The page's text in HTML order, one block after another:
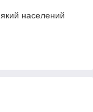
населений